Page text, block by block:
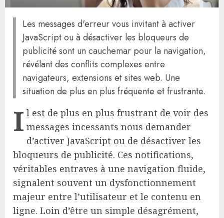
Les messages d'erreur vous invitant à activer
JavaScript ou à désactiver les bloqueurs de
publicité sont un cauchemar pour la navigation,
révélant des conflits complexes entre
navigateurs, extensions et sites web. Une
situation de plus en plus fréquente et frustrante.
I l est de plus en plus frustrant de voir des
messages incessants nous demander
d’activer JavaScript ou de désactiver les
bloqueurs de publicité. Ces notifications,
véritables entraves à une navigation fluide,
signalent souvent un dysfonctionnement
majeur entre l’utilisateur et le contenu en
ligne. Loin d’être un simple désagrément,